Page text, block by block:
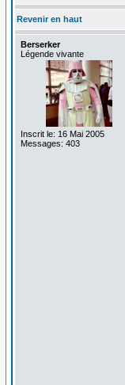
Revenir en haut
Berserker
Légende vivante
Inscrit le: 16 Mai 2005
Messages: 403